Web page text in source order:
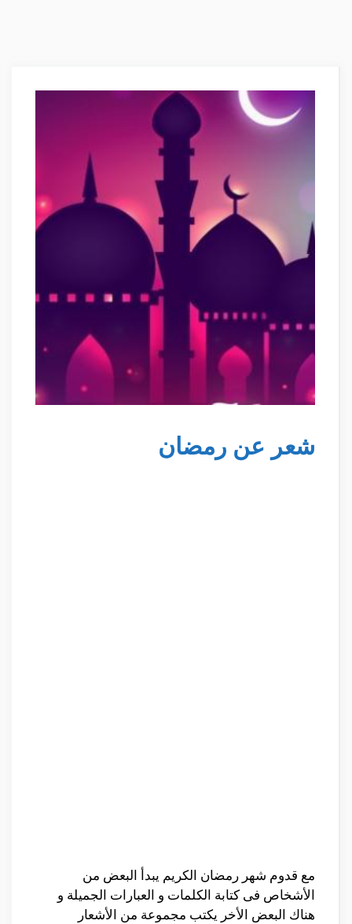
شعر عن رمضان
مع قدوم شهر رمضان الكريم يبدأ البعض من
الأشخاص فى كتابة الكلمات و العبارات الجميلة و
هناك البعض الأخر يكتب مجموعة من الأشعار